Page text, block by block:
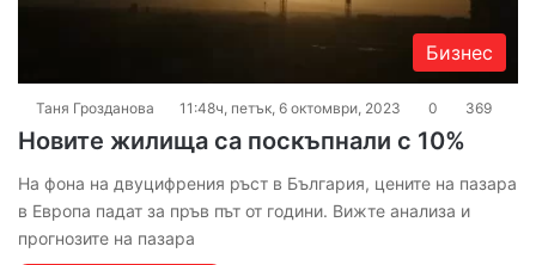
Бизнес
Таня Грозданова 11:48ч, петък, 6 октомври, 2023 0 369
Новите жилища са поскъпнали с 10%
На фона на двуцифрения ръст в България, цените на пазара
в Европа падат за пръв път от години. Вижте анализа и
прогнозите на пазара